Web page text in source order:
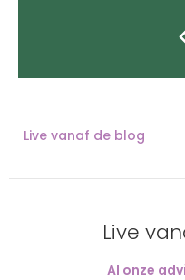
Live vanaf de blog
Live
Al onze